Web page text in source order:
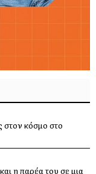
στον κόσμο στο
η παρέα του σε μια